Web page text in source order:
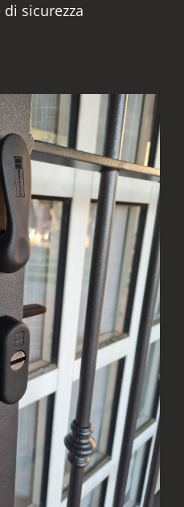
sicurezza